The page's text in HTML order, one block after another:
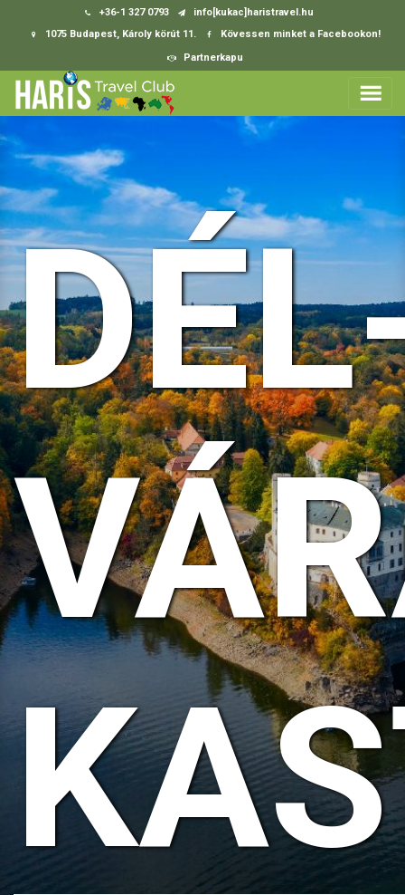
+36-1 327 0793
info[kukac]haristravel.hu
1075 Budapest, Károly körút 11.
Kövessen minket a Facebookon!
Partnerkapu